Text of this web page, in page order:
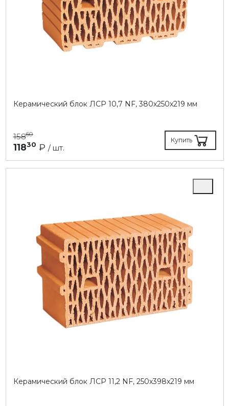
Керамический блок ЛСР 10,7 NF, 380х250х219 мм
15860
11830 ₽ / шт.
Купить
Керамический блок ЛСР 11,2 NF, 250х398х219 мм